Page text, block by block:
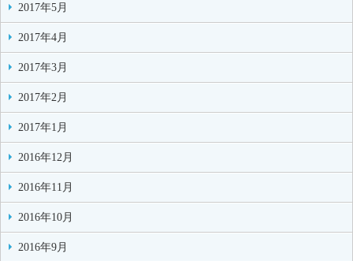
2017年5月
2017年4月
2017年3月
2017年2月
2017年1月
2016年12月
2016年11月
2016年10月
2016年9月